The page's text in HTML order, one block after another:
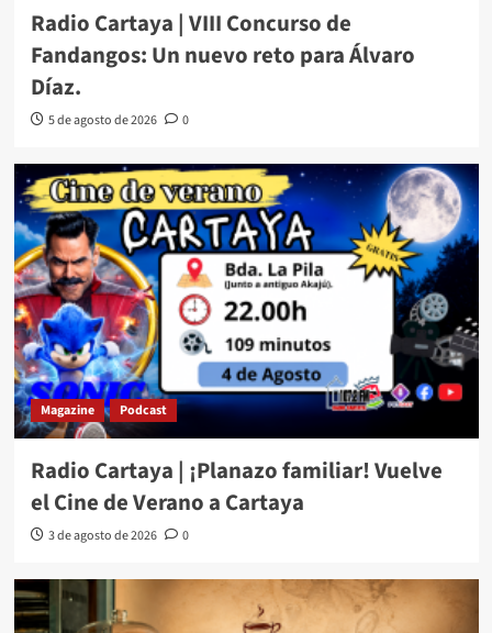
Radio Cartaya | VIII Concurso de
Fandangos: Un nuevo reto para Álvaro
Díaz.
5 de agosto de 2026 0
Magazine Podcast
Radio Cartaya | ¡Planazo familiar! Vuelve
el Cine de Verano a Cartaya
3 de agosto de 2026 0